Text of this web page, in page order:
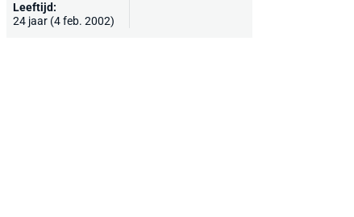
Leeftijd:
24 jaar (4 feb. 2002)